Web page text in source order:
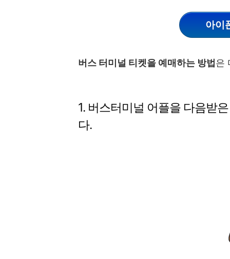
아이
버스 터미널 티켓을 예매하는 방법은
1. 버스터미널 어플을 다음받
다.